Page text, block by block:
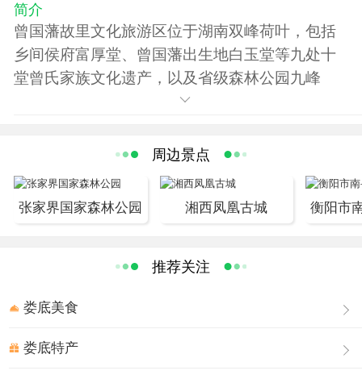
国藩故里（19KM) 广东方向至曾国藩故里：广州-京珠高速
G4(30KM)-泉南高速G72(490KM)-岳临高速S61(30KM)--白
果出口（65KM)--曾国藩故里（19KM) 上海方向至曾国藩故
里，上海--沪昆高速G60(20KM)-临武出口转岳临高速
S61(230KM)-白果出口（65KM)--曾国藩故里（19KM)
简介
曾国藩故里文化旅游区位于湖南双峰荷叶，包括
乡间侯府富厚堂、曾国藩出生地白玉堂等九处十
堂曾氏家族文化遗产，以及省级森林公园九峰
山、天然象形石林石鸡寨等自然景观。其中，核
级旅游景区。曾国藩故里景区为湖湘文化旅游最
曾国藩故里文化旅游区依托国家级文物保护单位
深度挖掘与综合开发，以国际化视野和大旅游战
略来谋划布局的，按国家5A级旅游景区的标准投
周边景点
张家界国家森林公园 湘西凤凰古城
推荐关注
娄底美食
娄底特产